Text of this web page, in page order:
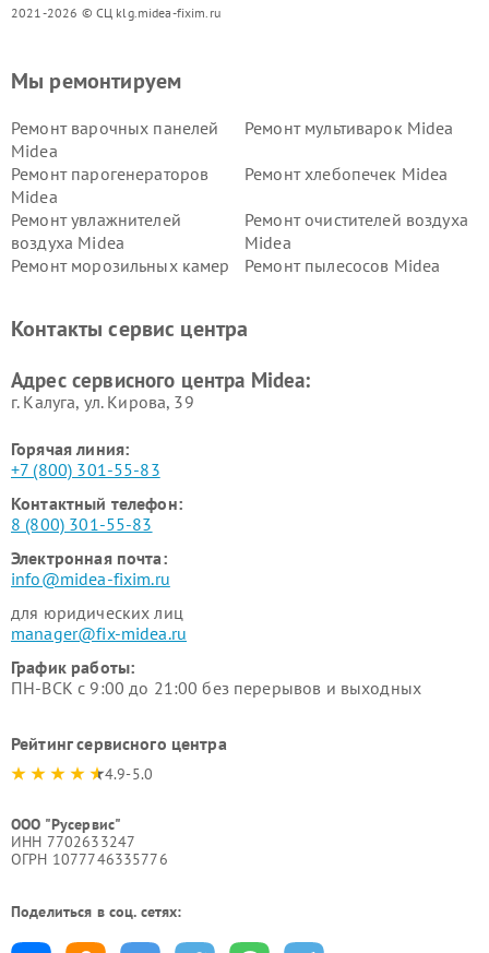
2021-2026 © СЦ klg.midea-fixim.ru
Мы ремонтируем
Ремонт варочных панелей
Midea
Ремонт мультиварок Midea
Ремонт парогенераторов
Midea
Ремонт хлебопечек Midea
Ремонт увлажнителей
воздуха Midea
Ремонт очистителей воздуха
Midea
Ремонт морозильных камер
Ремонт пылесосов Midea
пылесосов Midea
Midea
Контакты сервис центра
Адрес сервисного центра Midea:
г. Калуга, ул. Кирова, 39
Горячая линия:
+7 (800) 301-55-83
Контактный телефон:
8 (800) 301-55-83
Электронная почта:
info@midea-fixim.ru
для юридических лиц
manager@fix-midea.ru
График работы:
ПН-ВСК с 9:00 до 21:00 без перерывов и выходных
Рейтинг сервисного центра
4.9-5.0
ООО "Русервис"
ИНН 7702633247
ОГРН 1077746335776
Поделиться в соц. сетях: